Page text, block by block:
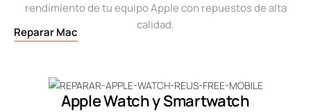
rendimiento de tu equipo Apple con repuestos de alta
calidad.
Reparar Mac
Apple Watch y Smartwatch